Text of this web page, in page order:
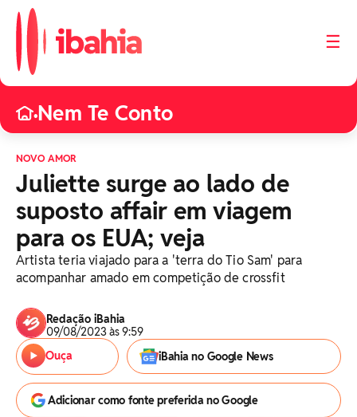
☰
•Nem Te Conto
NOVO AMOR
Juliette surge ao lado de
suposto affair em viagem
para os EUA; veja
Artista teria viajado para a 'terra do Tio Sam' para
acompanhar amado em competição de crossfit
Redação iBahia
09/08/2023 às 9:59
Ouça
iBahia no Google News
Adicionar como fonte preferida no Google